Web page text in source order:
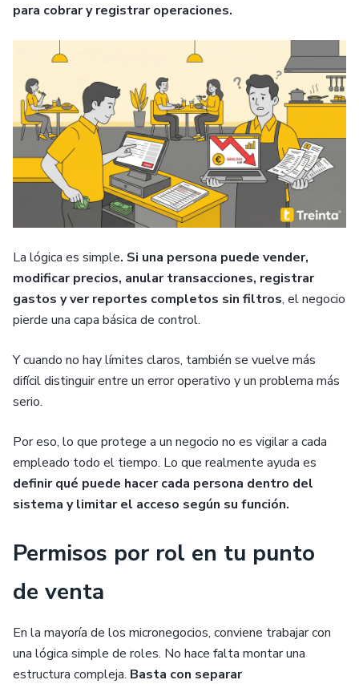
para cobrar y registrar operaciones.
La lógica es simple. Si una persona puede vender,
modificar precios, anular transacciones, registrar
gastos y ver reportes completos sin filtros, el negocio
pierde una capa básica de control.
Y cuando no hay límites claros, también se vuelve más
difícil distinguir entre un error operativo y un problema más
serio.
Por eso, lo que protege a un negocio no es vigilar a cada
empleado todo el tiempo. Lo que realmente ayuda es
definir qué puede hacer cada persona dentro del
sistema y limitar el acceso según su función.
Permisos por rol en tu punto
de venta
En la mayoría de los micronegocios, conviene trabajar con
una lógica simple de roles. No hace falta montar una
estructura compleja. Basta con separar